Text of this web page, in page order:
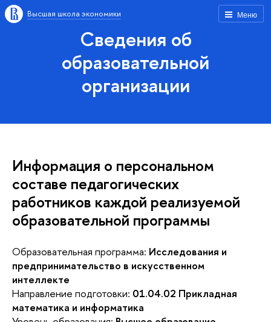
Меню
Высшая школа экономики
Сведения об
образовательной
организации
Информация о персональном
составе педагогических
работников каждой реализуемой
образовательной программы
Образовательная программа: Исследования и
предпринимательство в искусственном
интеллекте
Направление подготовки: 01.04.02 Прикладная
математика и информатика